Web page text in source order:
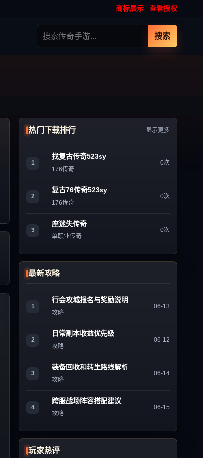
商标展示 查看授权
搜索
热门下载排行 显示更多
1
找复古传奇523sy
176传奇
0次
2
复古76传奇523sy
176传奇
0次
3
座迷失传奇
单职业传奇
0次
最新攻略
1
行会攻城报名与奖励说明
攻略
06-13
2
日常副本收益优先级
攻略
06-12
3
装备回收和转生路线解析
攻略
06-14
4
跨服战场阵容搭配建议
攻略
06-15
玩家热评